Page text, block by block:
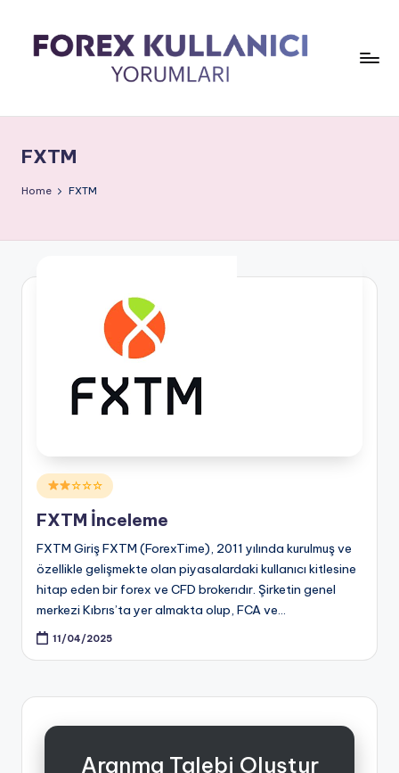
FXTM
Home FXTM
Posted
in
☆☆☆
FXTM İnceleme
FXTM Giriş FXTM (ForexTime), 2011 yılında kurulmuş ve
özellikle gelişmekte olan piyasalardaki kullanıcı kitlesine
hitap eden bir forex ve CFD brokerıdır. Şirketin genel
merkezi Kıbrıs’ta yer almakta olup, FCA ve…
11/04/2025
Aranma Talebi Oluştur